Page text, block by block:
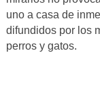
uno a casa de
difundidos por los
perros y gatos.